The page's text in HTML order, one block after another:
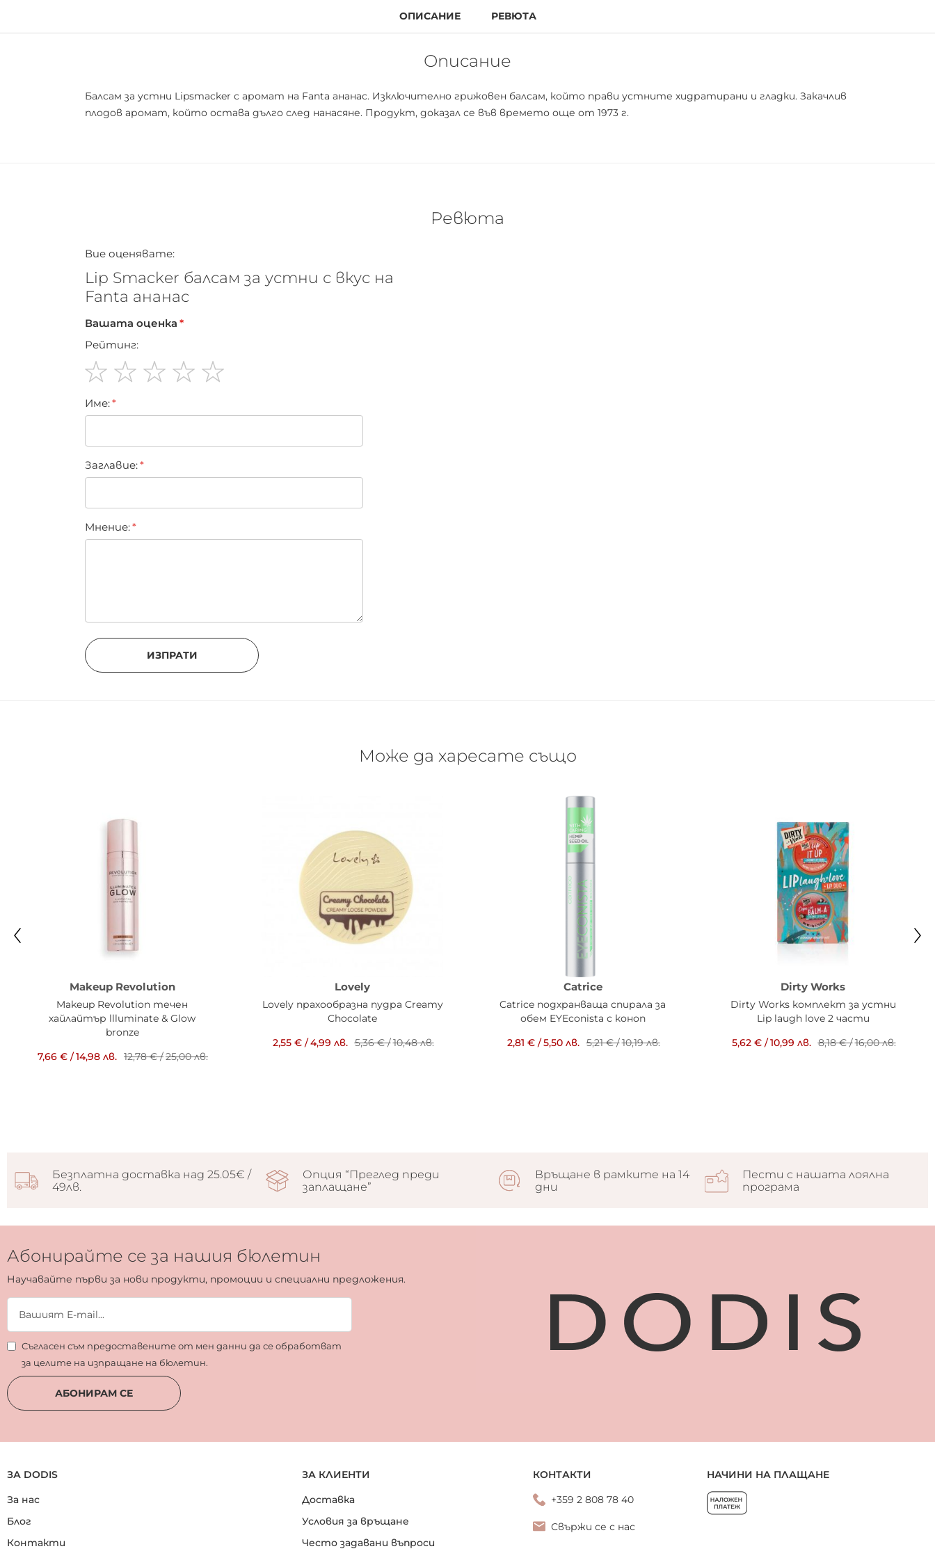
ОПИСАНИЕ РЕВЮТА
Описание
Балсам за устни Lipsmacker с аромат на Fanta ананас. Изключително грижовен балсам, който прави устните хидратирани и гладки. Закачлив
плодов аромат, който остава дълго след нанасяне. Продукт, доказал се във времето още от 1973 г.
Ревюта
Вие оценявате:
Lip Smacker балсам за устни с вкус на
Fanta ананас
Вашата оценка
Рейтинг:
star
stars
stars
stars
stars
Име:
Заглавиe:
Мнение:
ИЗПРАТИ
Може да харесате също
Makeup Revolution
Makeup Revolution течен
хайлайтър llluminate & Glow
bronze
7,66 € /14,98 лв. 12,78 €/25,00 лв.
Lovely
Lovely прахообразна пудра Creamy
Chocolate
2,55 €/4,99 лв. 5,36 €/10,48 лв.
Catrice
Catrice подхранваща спирала за
обем EYEconista с коноп
2,81 €/5,50 лв. 5,21 €/10,19 лв.
Dirty Works
Dirty Works комплект за устни
Lip laugh love 2 части
5,62 €/10,99 лв. 8,18 €/16,00 лв.
Безплатна доставка над 25.05€ /
49лв.
Опция “Преглед преди
заплащане”
Връщане в рамките на 14
дни
Пести с нашата лоялна
програма
Абонирайте се за нашия бюлетин
Научавайте първи за нови продукти, промоции и специални предложения.
Съгласен съм предоставените от мен данни да се обработват
за целите на изпращане на бюлетин.
АБОНИРАМ СЕ
ЗА DODIS
За нас
Блог
Контакти
ЗА КЛИЕНТИ
Доставка
Условия за връщане
Често задавани въпроси
КОНТАКТИ
+359 2 808 78 40
Свържи се с нас
НАЧИНИ НА ПЛАЩАНЕ